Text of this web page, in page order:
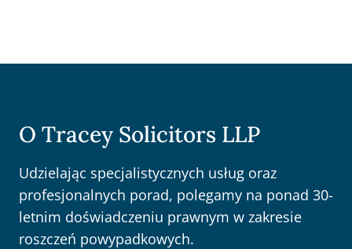
O Tracey Solicitors LLP
Udzielając specjalistycznych usług oraz
profesjonalnych porad, polegamy na ponad 30-
letnim doświadczeniu prawnym w zakresie
roszczeń powypadkowych.